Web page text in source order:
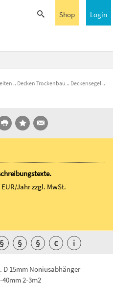
Login
Shop
Decken Trockenbau
Deckensegel
15mm Noniusabhänger
2-3m2
EUR/Jahrzzgl. MwSt.
§ § § € i